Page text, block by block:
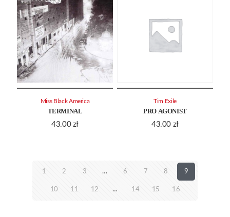
TERMINAL
43.00 zł
Miss Black America
PRO AGONIST
43.00 zł
Tim Exile
1 2 3 … 6 7 8 9
10 11 12 … 14 15 16